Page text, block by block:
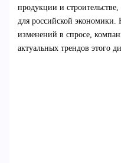
продукции и
для российской
изменений в спросе,
актуальных трендов этого